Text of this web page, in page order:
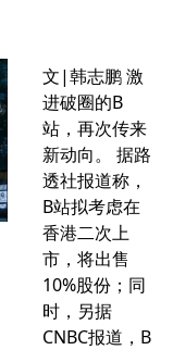
文|韩志鹏 激
进破圈的B
站，再次传来
新动向。 据路
透社报道称，
B站拟考虑在
香港二次上
市，将出售
10%股份；同
时，另据
CNBC报道，B